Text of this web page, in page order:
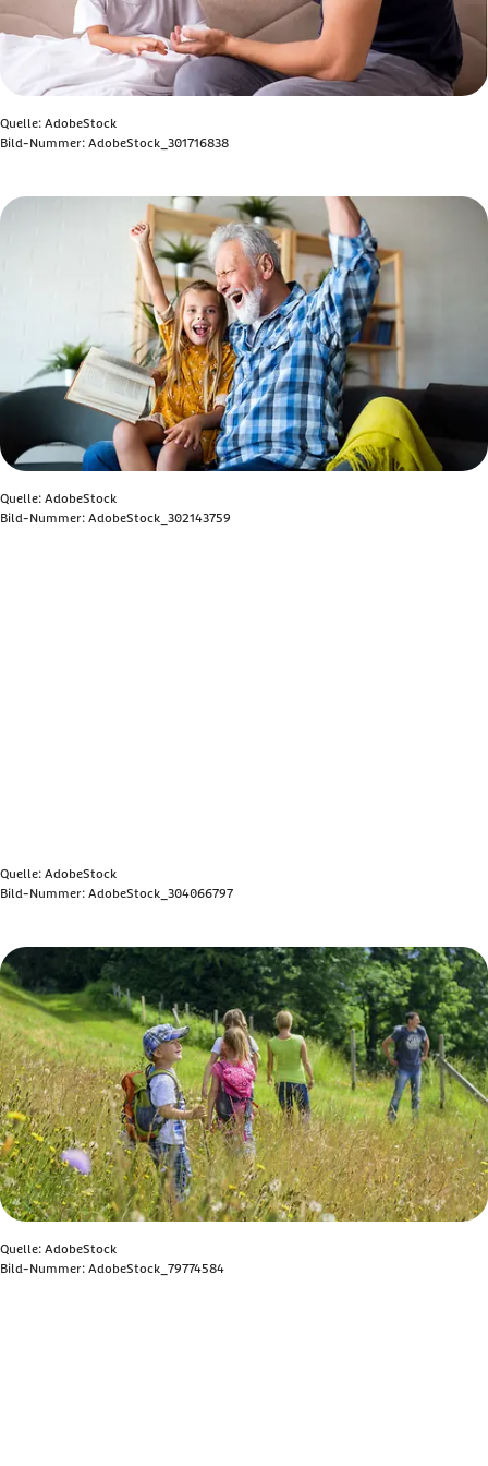
Quelle: AdobeStock
Bild-Nummer: AdobeStock_301716838
Quelle: AdobeStock
Bild-Nummer: AdobeStock_302143759
Quelle: AdobeStock
Bild-Nummer: AdobeStock_304066797
Quelle: AdobeStock
Bild-Nummer: AdobeStock_79774584